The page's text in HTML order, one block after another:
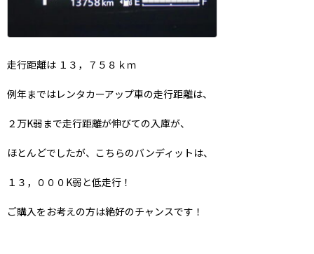
走行距離は １３，７５８ｋｍ
例年まではレンタカーアップ車の走行距離は、
２万K弱まで走行距離が伸びての入庫が、
ほとんどでしたが、こちらのバンディットは、
１３，０００K弱と低走行！
ご購入をお考えの方は絶好のチャンスです！